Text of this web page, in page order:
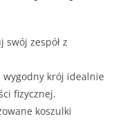
swój zespół z
wygodny krój idealnie
fizycznej.
koszulki